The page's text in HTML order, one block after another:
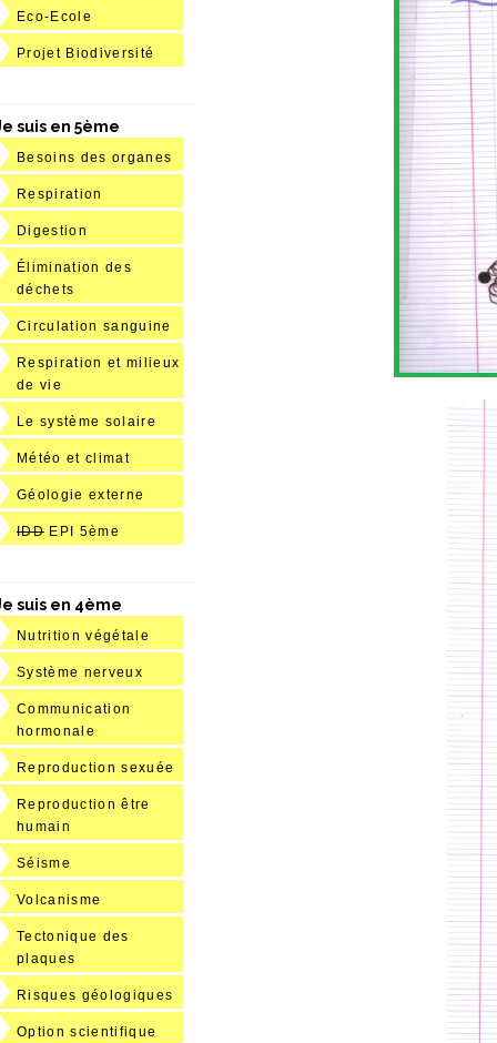
Eco-Ecole
Projet Biodiversité
suis en 5ème
Besoins des organes
Respiration
Digestion
Élimination des
déchets
Circulation sanguine
Respiration et milieux
de vie
Le système solaire
Météo et climat
Géologie externe
IDD EPI 5ème
suis en 4ème
Nutrition végétale
Système nerveux
Communication
hormonale
Reproduction sexuée
Reproduction être
humain
Séisme
Volcanisme
Tectonique des
plaques
Risques géologiques
Option scientifique